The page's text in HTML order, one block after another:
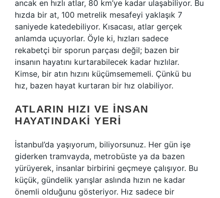
ancak en hızlı atlar, 80 km’ye kadar ulaşabiliyor. Bu
hızda bir at, 100 metrelik mesafeyi yaklaşık 7
saniyede katedebiliyor. Kısacası, atlar gerçek
anlamda uçuyorlar. Öyle ki, hızları sadece
rekabetçi bir sporun parçası değil; bazen bir
insanın hayatını kurtarabilecek kadar hızlılar.
Kimse, bir atın hızını küçümsememeli. Çünkü bu
hız, bazen hayat kurtaran bir hız olabiliyor.
ATLARIN HIZI VE İNSAN
HAYATINDAKI YERI
İstanbul’da yaşıyorum, biliyorsunuz. Her gün işe
giderken tramvayda, metrobüste ya da bazen
yürüyerek, insanlar birbirini geçmeye çalışıyor. Bu
küçük, gündelik yarışlar aslında hızın ne kadar
önemli olduğunu gösteriyor. Hız sadece bir